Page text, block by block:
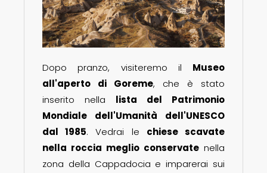
Dopo pranzo, visiteremo il Museo
all'aperto di Goreme, che è stato
inserito nella lista del Patrimonio
Mondiale dell'Umanità dell'UNESCO
dal 1985. Vedrai le chiese scavate
nella roccia meglio conservate nella
zona della Cappadocia e imparerai sui